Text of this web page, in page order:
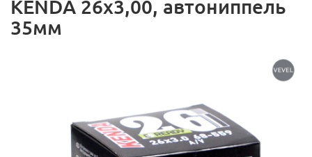
KENDA 26x3,00, автониппель
35мм